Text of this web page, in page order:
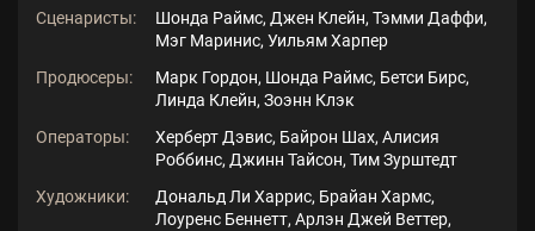
Сценаристы:
Шонда Раймс, Джен Клейн, Тэмми Даффи,
Мэг Маринис, Уильям Харпер
Продюсеры:
Марк Гордон, Шонда Раймс, Бетси Бирс,
Линда Клейн, Зоэнн Клэк
Операторы:
Херберт Дэвис, Байрон Шах, Алисия
Роббинс, Джинн Тайсон, Тим Зурштедт
Художники:
Дональд Ли Харрис, Брайан Хармс,
Лоуренс Беннетт, Арлэн Джей Веттер,